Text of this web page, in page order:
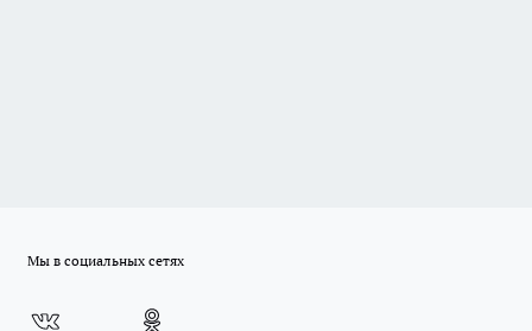
Мы в социальных сетях